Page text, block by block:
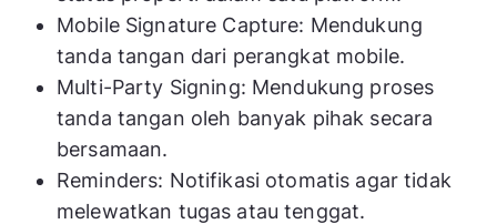
Mobile Signature Capture: Mendukung
tanda tangan dari perangkat mobile.
Multi-Party Signing: Mendukung proses
tanda tangan oleh banyak pihak secara
bersamaan.
Reminders: Notifikasi otomatis agar tidak
melewatkan tugas atau tenggat.